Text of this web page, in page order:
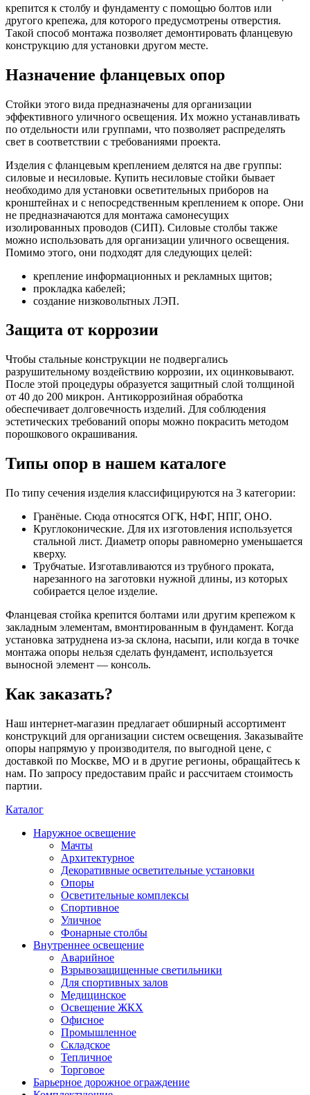
крепится к столбу и фундаменту с помощью болтов или
другого крепежа, для которого предусмотрены отверстия.
Такой способ монтажа позволяет демонтировать фланцевую
конструкцию для установки другом месте.
Назначение фланцевых опор
Стойки этого вида предназначены для организации
эффективного уличного освещения. Их можно устанавливать
по отдельности или группами, что позволяет распределять
свет в соответствии с требованиями проекта.
Изделия с фланцевым креплением делятся на две группы:
силовые и несиловые. Купить несиловые стойки бывает
необходимо для установки осветительных приборов на
кронштейнах и с непосредственным креплением к опоре. Они
не предназначаются для монтажа самонесущих
изолированных проводов (СИП). Силовые столбы также
можно использовать для организации уличного освещения.
Помимо этого, они подходят для следующих целей:
крепление информационных и рекламных щитов;
прокладка кабелей;
создание низковольтных ЛЭП.
Защита от коррозии
Чтобы стальные конструкции не подвергались
разрушительному воздействию коррозии, их оцинковывают.
После этой процедуры образуется защитный слой толщиной
от 40 до 200 микрон. Антикоррозийная обработка
обеспечивает долговечность изделий. Для соблюдения
эстетических требований опоры можно покрасить методом
порошкового окрашивания.
Типы опор в нашем каталоге
По типу сечения изделия классифицируются на 3 категории:
Гранёные. Сюда относятся ОГК, НФГ, НПГ, ОНО.
Круглоконические. Для их изготовления используется
стальной лист. Диаметр опоры равномерно уменьшается
кверху.
Трубчатые. Изготавливаются из трубного проката,
нарезанного на заготовки нужной длины, из которых
собирается целое изделие.
Фланцевая стойка крепится болтами или другим крепежом к
закладным элементам, вмонтированным в фундамент. Когда
установка затруднена из-за склона, насыпи, или когда в точке
монтажа опоры нельзя сделать фундамент, используется
выносной элемент — консоль.
Как заказать?
Наш интернет-магазин предлагает обширный ассортимент
конструкций для организации систем освещения. Заказывайте
опоры напрямую у производителя, по выгодной цене, с
доставкой по Москве, МО и в другие регионы, обращайтесь к
нам. По запросу предоставим прайс и рассчитаем стоимость
партии.
Каталог
Наружное освещение
Мачты
Архитектурное
Декоративные осветительные установки
Опоры
Осветительные комплексы
Спортивное
Уличное
Фонарные столбы
Внутреннее освещение
Аварийное
Взрывозащищенные светильники
Для спортивных залов
Медицинское
Освещение ЖКХ
Офисное
Промышленное
Складское
Тепличное
Торговое
Барьерное дорожное ограждение